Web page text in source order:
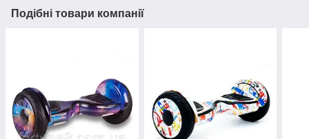
Подібні товари компанії